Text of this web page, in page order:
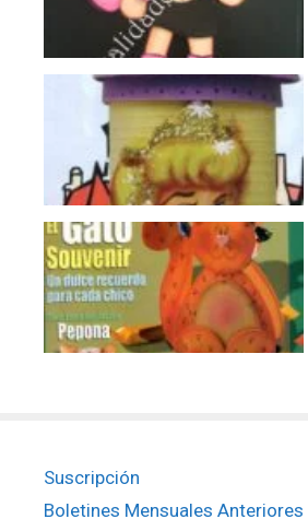
Suscripción
Boletines Mensuales Anteriores